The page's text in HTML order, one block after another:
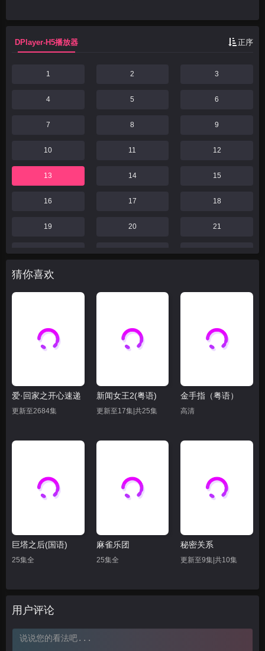
值后，公公如何以「常人」的身份活出自己
DPlayer-H5播放器 正序
1 2 3
4 5 6
7 8 9
10 11 12
13 14 15
16 17 18
19 20 21
22 23 24
25
31 32 33
34 35
猜你喜欢
爱·回家之开心速递
更新至2684集
新闻女王2(粤语)
更新至17集|共25集
金手指（粤语）
高清
巨塔之后(国语)
25集全
麻雀乐团
25集全
秘密关系
更新至9集|共10集
用户评论